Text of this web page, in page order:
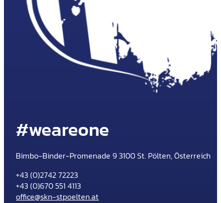
#weareone
Bimbo-Binder-Promenade 9 3100 St. Pölten, Österreich
+43 (0)2742 72223
+43 (0)670 551 4113
office@skn-stpoelten.at